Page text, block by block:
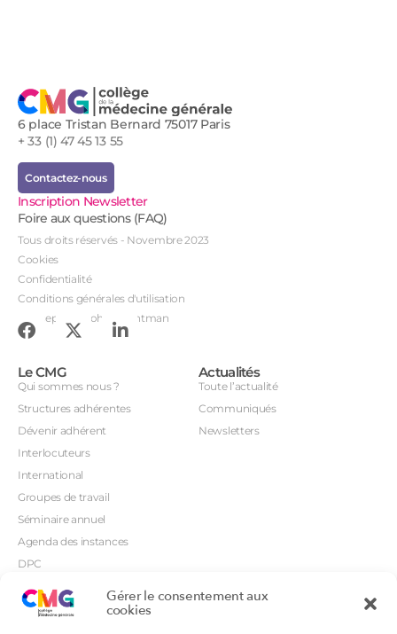
Gérer le consentement aux
cookies
6 place Tristan Bernard 75017 Paris
+ 33 (1) 47 45 13 55
Contactez-nous
Inscription Newsletter
Foire aux questions (FAQ)
Tous droits réservés - Novembre 2023
Cookies
Confidentialité
Conditions générales d'utilisation
Conception : John Brightman
Le CMG
Qui sommes nous ?
Structures adhérentes
Dévenir adhérent
Interlocuteurs
International
Groupes de travail
Séminaire annuel
Agenda des instances
DPC
Orientations prioritaires
Actualités
Toute l’actualité
Communiqués
Newsletters